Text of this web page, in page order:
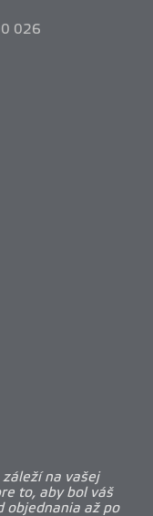
026
na vašej
to, aby bol váš
objednania až po